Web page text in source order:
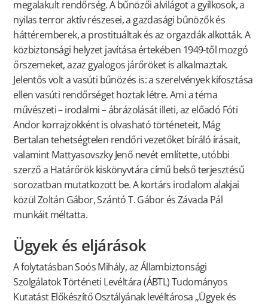
megalakult rendőrség. A bűnözői alvilágot a gyilkosok, a
nyilas terror aktív részesei, a gazdasági bűnözők és
háttéremberek, a prostituáltak és az orgazdák alkották. A
közbiztonsági helyzet javítása értekében 1949-től mozgó
őrszemeket, azaz gyalogos járőröket is alkalmaztak.
Jelentős volt a vasúti bűnözés is: a szerelvények kifosztása
ellen vasúti rendőrséget hoztak létre. Ami a téma
művészeti – irodalmi – ábrázolását illeti, az előadó Fóti
Andor korrajzokként is olvasható történeteit, Mág
Bertalan tehetségtelen rendőri vezetőket bíráló írásait,
valamint Mattyasovszky Jenő nevét említette, utóbbi
szerző a Határőrök kiskönyvtára című belső terjesztésű
sorozatban mutatkozott be. A kortárs irodalom alakjai
közül Zoltán Gábor, Szántó T. Gábor és Závada Pál
munkáit méltatta.
Ügyek és eljárások
A folytatásban Soós Mihály, az Állambiztonsági
Szolgálatok Történeti Levéltára (ÁBTL) Tudományos
Kutatást Előkészítő Osztályának levéltárosa „Ügyek és